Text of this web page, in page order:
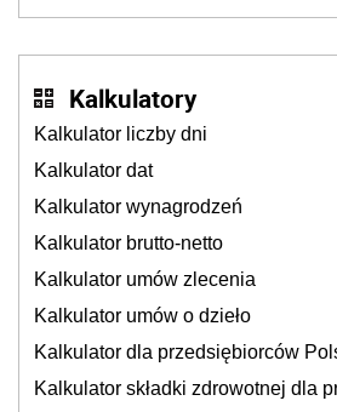
Kalkulatory
Kalkulator liczby dni
Kalkulator dat
Kalkulator wynagrodzeń
Kalkulator brutto-netto
Kalkulator umów zlecenia
Kalkulator umów o dzieło
Kalkulator dla przedsiębiorców
Kalkulator składki zdrowotnej dla